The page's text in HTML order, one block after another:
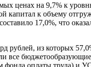
ценах на 9,7% к
капитал к объему
17,0%, что
рублей, из которых
все
оплаты труда) и